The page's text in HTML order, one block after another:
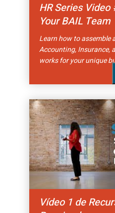
HR Series
Your BAIL Team
Learn how to assemble
Accounting, Insurance,
works for your unique
Vídeo 1 de